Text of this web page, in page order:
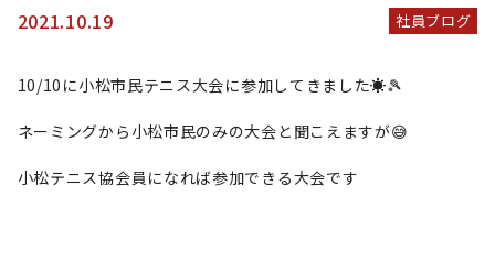
2021.10.19 社員ブログ
10/10に小松市民テニス大会に参加してきました☀️🎾
ネーミングから小松市民のみの大会と聞こえますが😅
小松テニス協会員になれば参加できる大会です